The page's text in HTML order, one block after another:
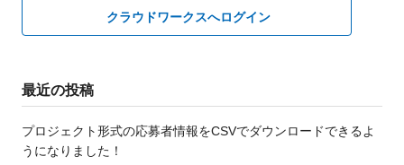
クラウドワークスへログイン
最近の投稿
プロジェクト形式の応募者情報をCSVでダウンロードできるよ
うになりました！